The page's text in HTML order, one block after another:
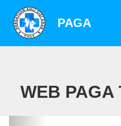
PAGA
WEB PAGA